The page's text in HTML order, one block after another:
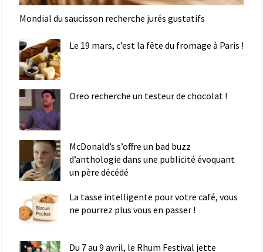
Mondial du saucisson recherche jurés gustatifs
Le 19 mars, c’est la fête du fromage à Paris !
Oreo recherche un testeur de chocolat !
McDonald’s s’offre un bad buzz
d’anthologie dans une publicité évoquant
un père décédé
La tasse intelligente pour votre café, vous
ne pourrez plus vous en passer !
Du 7 au 9 avril, le Rhum Festival jette